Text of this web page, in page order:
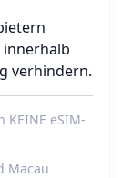
innerhalb
verhindern.
eSIM-
Macau